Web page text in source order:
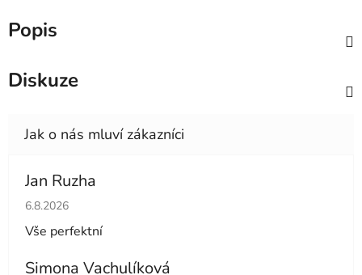
Popis
Diskuze
Jan Ruzha
Hodnocení obchodu je 5 z 5 hvězdiček.
6.8.2026
Vše perfektní
Simona Vachulíková